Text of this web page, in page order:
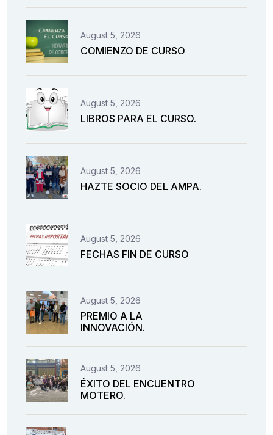
August 5, 2026
COMIENZO DE CURSO
August 5, 2026
LIBROS PARA EL CURSO.
August 5, 2026
HAZTE SOCIO DEL AMPA.
August 5, 2026
FECHAS FIN DE CURSO
August 5, 2026
PREMIO A LA
INNOVACIÓN.
August 5, 2026
ÉXITO DEL ENCUENTRO
MOTERO.